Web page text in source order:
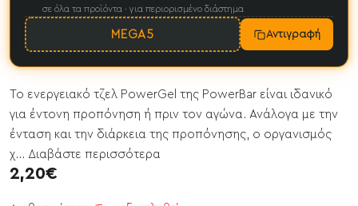
2,20€
σε όλα τα προϊόντα · για περιορισμένο διάστημα
MEGA5 Αντιγραφή
Το ενεργειακό τζελ PowerGel της PowerBar είναι ιδανικό
για έντονη προπόνηση ή πριν τον αγώνα. Ανάλογα με την
ένταση και την διάρκεια της προπόνησης, ο οργανισμός
χ... Διαβάστε περισσότερα